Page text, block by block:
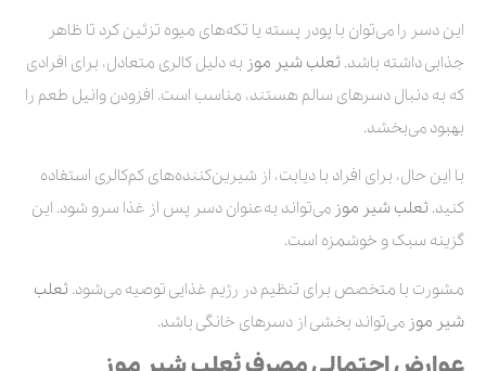
این دسر را می‌توان با پودر پسته یا تکه‌های میوه تزئین کرد تا ظاهر
جذابی داشته باشد. ثعلب شیر موز به دلیل کالری متعادل، برای افرادی
که به دنبال دسرهای سالم هستند، مناسب است. افزودن وانیل طعم را
بهبود می‌بخشد.
با این حال، برای افراد با دیابت، از شیرین‌کننده‌های کم‌کالری استفاده
کنید. ثعلب شیر موز می‌تواند به‌عنوان دسر پس از غذا سرو شود. این
گزینه سبک و خوشمزه است.
مشورت با متخصص برای تنظیم در رژیم غذایی توصیه می‌شود. ثعلب
شیر موز می‌تواند بخشی از دسرهای خانگی باشد.